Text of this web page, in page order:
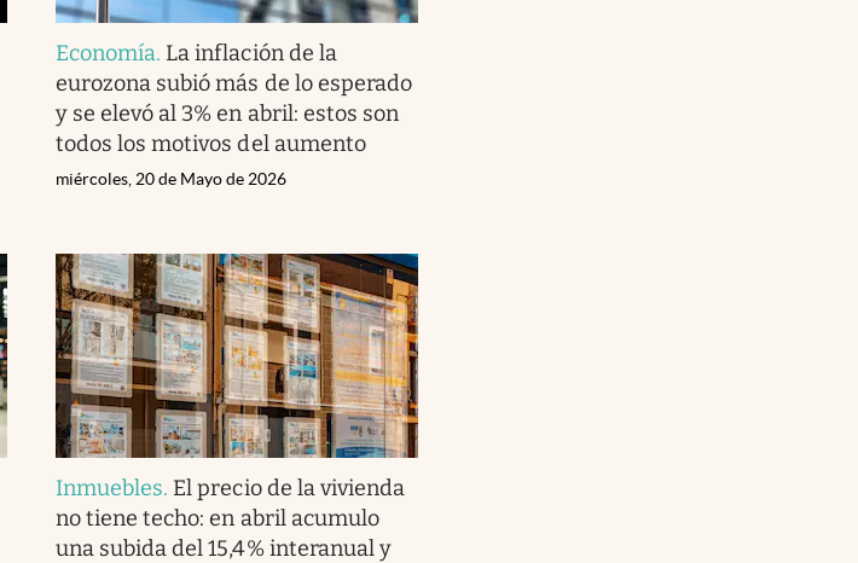
Economía. La inflación de la
eurozona subió más de lo esperado
y se elevó al 3% en abril: estos son
todos los motivos del aumento
miércoles, 20 de Mayo de 2026
Inmuebles. El precio de la vivienda
no tiene techo: en abril acumulo
una subida del 15,4% interanual y